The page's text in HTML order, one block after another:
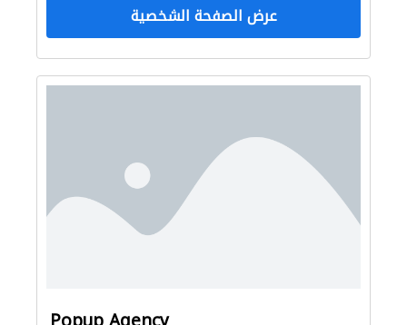
عرض الصفحة الشخصية